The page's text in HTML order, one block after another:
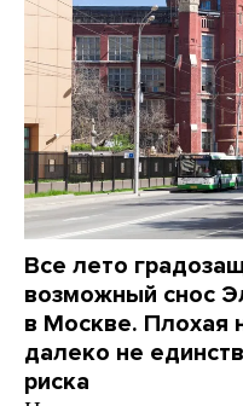
Все лето
возможный снос
в Москве. Плохая
далеко не
риска